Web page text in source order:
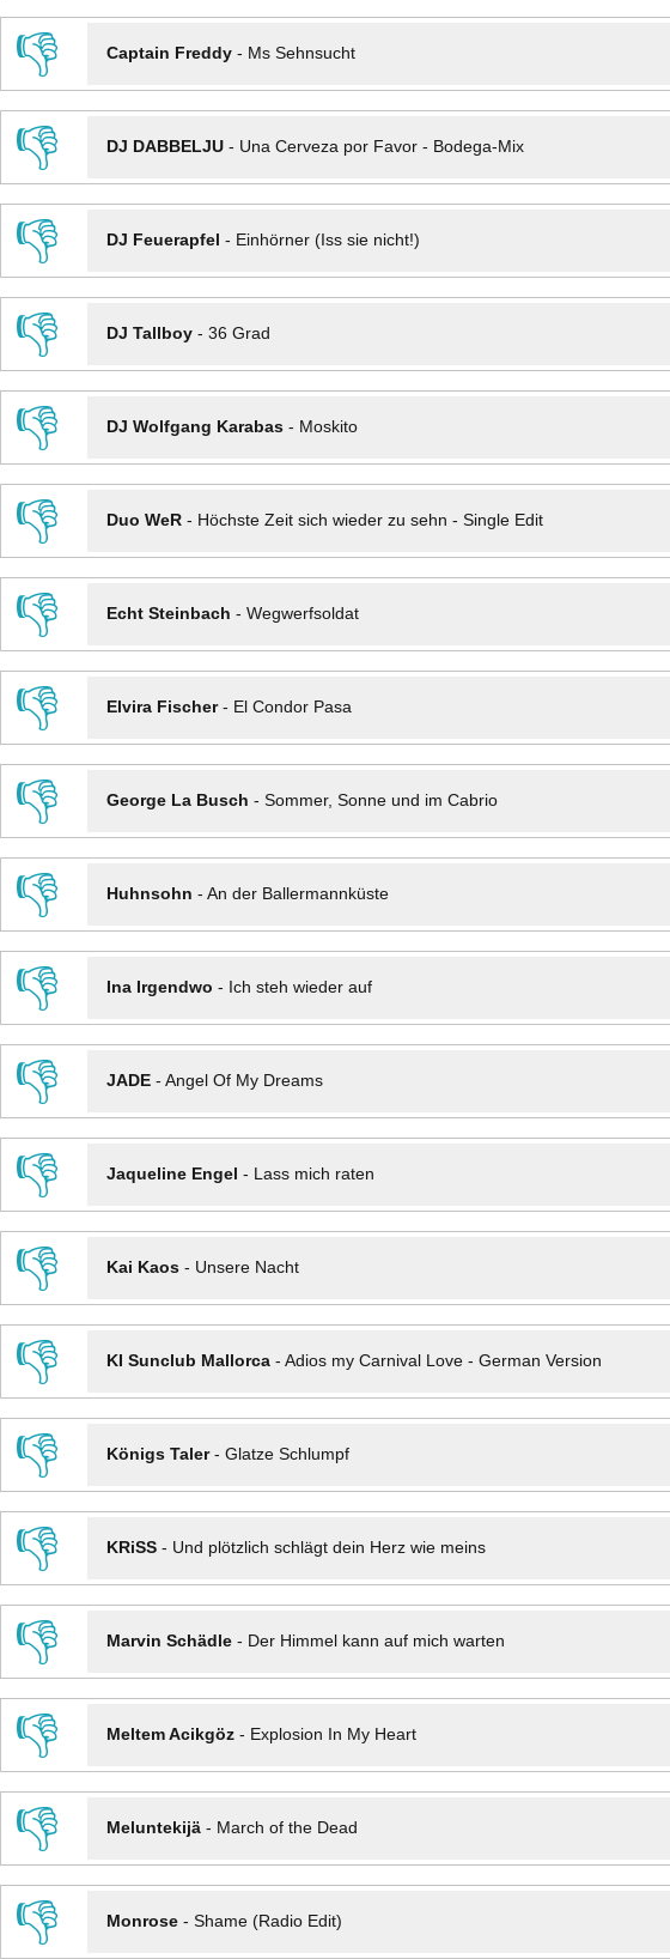
👎
Captain Freddy- Ms Sehnsucht
👎
DJ DABBELJU- Una Cerveza por Favor - Bodega-Mix
👎
DJ Feuerapfel - Einhörner (Iss sie nicht!)
👎
DJ Tallboy- 36 Grad
👎
DJ Wolfgang Karabas- Moskito
👎
Duo WeR- Höchste Zeit sich wieder zu sehn - Single Edit
👎
Echt Steinbach - Wegwerfsoldat
👎
Elvira Fischer- El Condor Pasa
👎
George La Busch - Sommer, Sonne und im Cabrio
👎
Huhnsohn - An der Ballermannküste
👎
Ina Irgendwo - Ich steh wieder auf
👎
JADE- Angel Of My Dreams
👎
Jaqueline Engel - Lass mich raten
👎
Kai Kaos- Unsere Nacht
👎
KI Sunclub Mallorca- Adios my Carnival Love - German Version
👎
Königs Taler- Glatze Schlumpf
👎
KRiSS- Und plötzlich schlägt dein Herz wie meins
👎
Marvin Schädle- Der Himmel kann auf mich warten
👎
Meltem Acikgöz- Explosion In My Heart
👎
Meluntekijä- March of the Dead
👎
Monrose- Shame (Radio Edit)